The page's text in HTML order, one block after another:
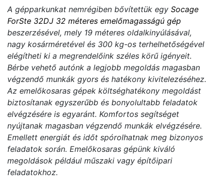
A gépparkunkat nemrégiben bővítettük egy Socage
ForSte 32DJ 32 méteres emelőmagasságú gép
beszerzésével, mely 19 méteres oldalkinyúlásával,
nagy kosárméretével és 300 kg-os terhelhetőségével
elégítheti ki a megrendelőink széles körű igényeit.
Bérbe vehető autónk a legjobb megoldás magasban
végzendő munkák gyors és hatékony kivitelezéséhez.
Az emelőkosaras gépek költséghatékony megoldást
biztosítanak egyszerűbb és bonyolultabb feladatok
elvégzésére is egyaránt. Komfortos segítséget
nyújtanak magasban végzendő munkák elvégzésére.
Emellett energiát és időt spórolhatnak meg bizonyos
feladatok során. Emelőkosaras gépünk kiváló
megoldások például műszaki vagy építőipari
feladatokhoz.